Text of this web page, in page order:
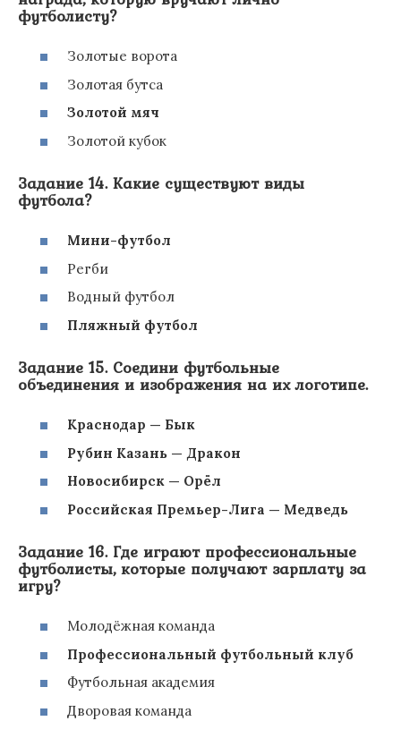
футболисту?
Золотые ворота
Золотая бутса
Золотой мяч
Золотой кубок
Задание 14. Какие существуют виды
футбола?
Мини-футбол
Регби
Водный футбол
Пляжный футбол
Задание 15. Соедини футбольные
объединения и изображения на их логотипе.
Краснодар — Бык
Рубин Казань — Дракон
Новосибирск — Орёл
Российская Премьер-Лига — Медведь
Задание 16. Где играют профессиональные
футболисты, которые получают зарплату за
игру?
Молодёжная команда
Профессиональный футбольный клуб
Футбольная академия
Дворовая команда